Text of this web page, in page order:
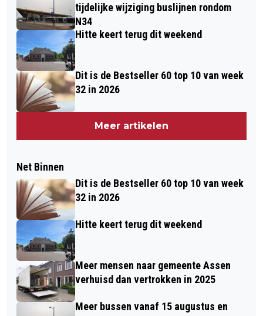
tijdelijke wijziging buslijnen rondom
N34
Hitte keert terug dit weekend
Dit is de Bestseller 60 top 10 van week
32 in 2026
Meer artikelen
Net Binnen
Dit is de Bestseller 60 top 10 van week
32 in 2026
Hitte keert terug dit weekend
Meer mensen naar gemeente Assen
verhuisd dan vertrokken in 2025
Meer bussen vanaf 15 augustus en